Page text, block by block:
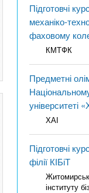
Підготовчі
механіко-
фаховому
КМТФК
Предметні
університеті
ХАІ
Підготовчі
філії КІБіТ
інституту